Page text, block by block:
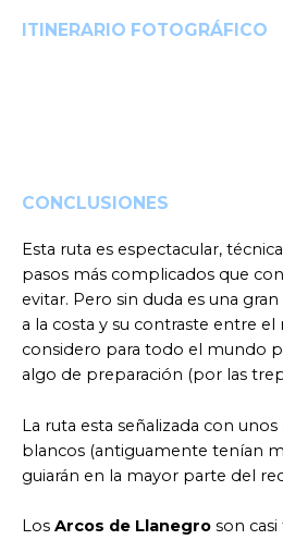
ITINERARIO FOTOGRÁFICO
CONCLUSIONES
Esta ruta es espectacular,
pasos más complicados que
evitar. Pero sin duda es una
a la costa y su contraste entre el
considero para todo el mundo
algo de preparación (por las
La ruta esta señalizada con unos
blancos (antiguamente tenían
guiarán en la mayor parte del
Los Arcos de Llanegro son